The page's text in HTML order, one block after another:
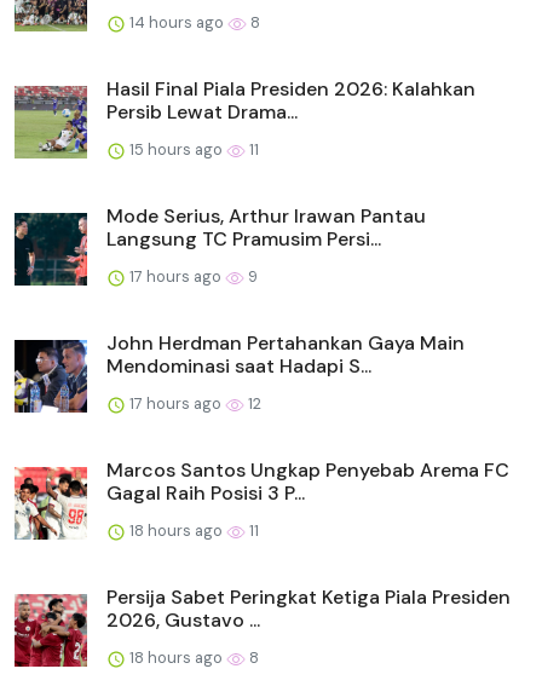
14 hours ago 8
Hasil Final Piala Presiden 2026: Kalahkan
Persib Lewat Drama...
15 hours ago 11
Mode Serius, Arthur Irawan Pantau
Langsung TC Pramusim Persi...
17 hours ago 9
John Herdman Pertahankan Gaya Main
Mendominasi saat Hadapi S...
17 hours ago 12
Marcos Santos Ungkap Penyebab Arema FC
Gagal Raih Posisi 3 P...
18 hours ago 11
Persija Sabet Peringkat Ketiga Piala Presiden
2026, Gustavo ...
18 hours ago 8